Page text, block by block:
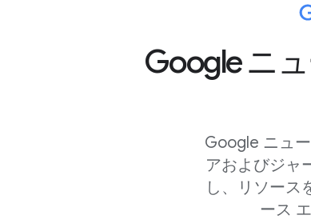
Google ニ
Google ニュ
アおよびジャ
し、リソース
ース
なアカウントセキュ
た自身を保護